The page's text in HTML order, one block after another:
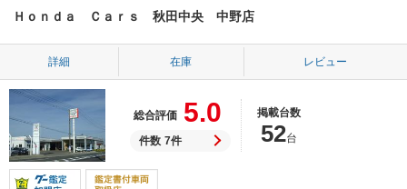
Ｈｏｎｄａ Ｃａｒｓ 秋田中央 中野店
詳細 在庫 レビュー
総合評価 5.0
件数 7件
掲載台数
52台